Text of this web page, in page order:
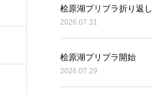
桧原湖プリプラ折り返し
2026.07.31
桧原湖プリプラ開始
2026.07.29